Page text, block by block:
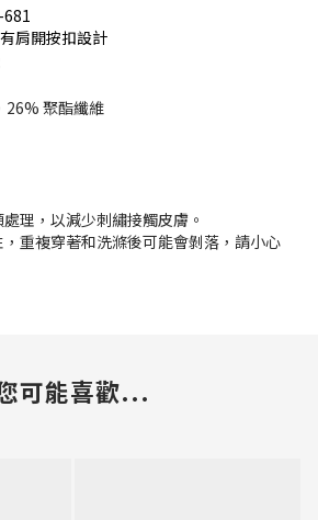
肩開按扣設計
26% 聚酯纖維
理，以減少刺繡接觸皮膚。
重複穿著和洗滌後可能會剝落，請小心
可能喜歡...